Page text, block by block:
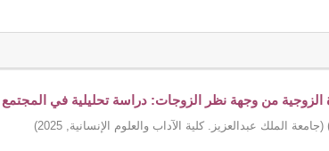
من وجهة نظر الزوجات: دراسة تحليلية في المجتمع
(جامعة الملك عبدالعزيز. كلية الآداب والعلوم الإنسانية,
2025
)